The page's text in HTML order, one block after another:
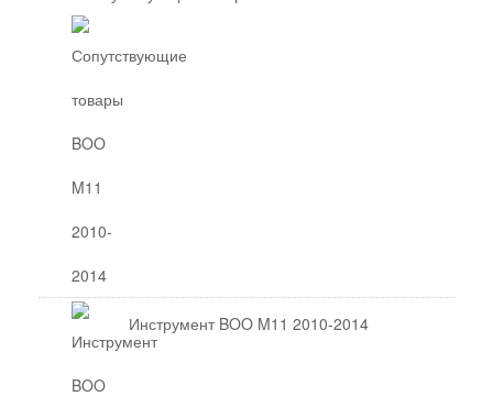
Инструмент BOO M11 2010-2014